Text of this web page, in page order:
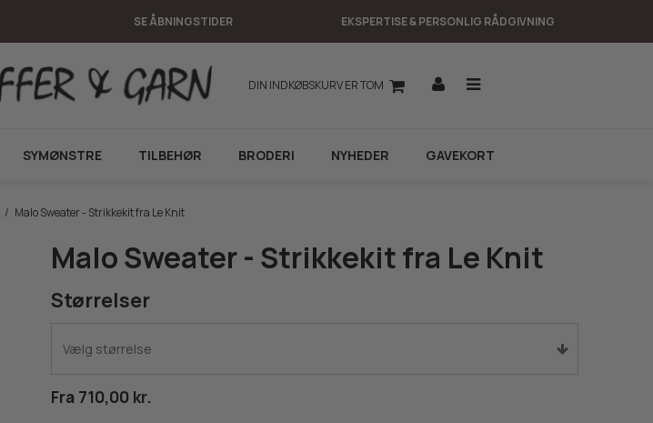
SE ÅBNINGSTIDER EKSPERTISE & PERSONLIG RÅDGIVNING
DIN INDKØBSKURV ER TOM
SYMØNSTRE TILBEHØR BRODERI NYHEDER GAVEKORT
/ Malo Sweater - Strikkekit fra Le Knit
Malo Sweater - Strikkekit fra Le Knit
Størrelser
Vælg størrelse
Fra 710,00 kr.